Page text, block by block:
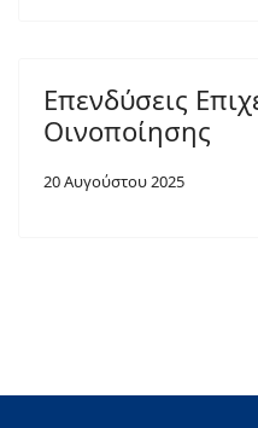
Επενδύσεις
Οινοποίησης
20 Αυγούστου 2025